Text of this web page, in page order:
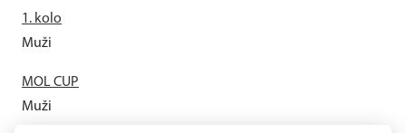
1. kolo
Muži
MOL CUP
Muži